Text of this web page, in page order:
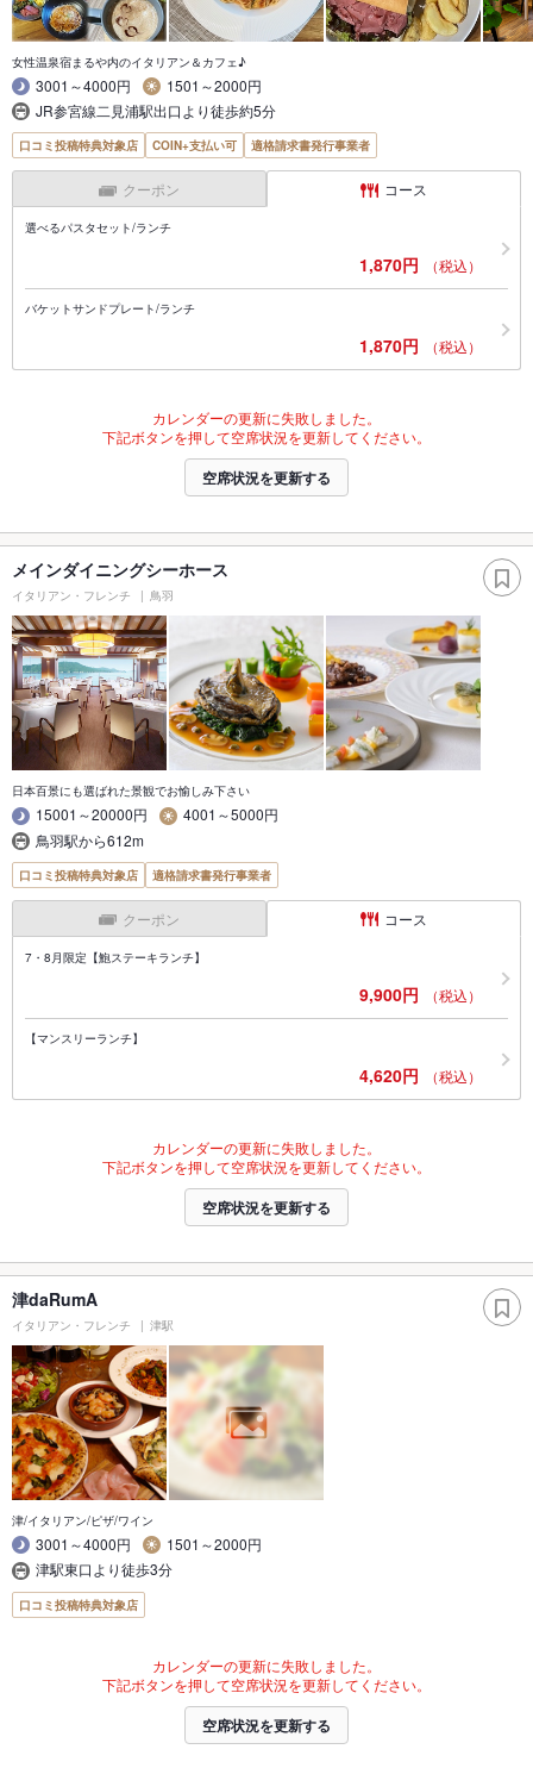
女性温泉宿まるや内のイタリアン＆カフェ♪
3001～4000円
1501～2000円
JR参宮線二見浦駅出口より徒歩約5分
口コミ投稿特典対象店 COIN+支払い可 適格請求書発行事業者
クーポン コース
選べるパスタセット/ランチ
1,870円 （税込）
バケットサンドプレート/ランチ
1,870円 （税込）
カレンダーの更新に失敗しました。
下記ボタンを押して空席状況を更新してください。
空席状況を更新する
メインダイニングシーホース
イタリアン・フレンチ 鳥羽
日本百景にも選ばれた景観でお愉しみ下さい
15001～20000円
4001～5000円
鳥羽駅から612m
口コミ投稿特典対象店 適格請求書発行事業者
クーポン コース
7・8月限定【鮑ステーキランチ】
9,900円 （税込）
【マンスリーランチ】
4,620円 （税込）
カレンダーの更新に失敗しました。
下記ボタンを押して空席状況を更新してください。
空席状況を更新する
津daRumA
イタリアン・フレンチ 津駅
津/イタリアン/ピザ/ワイン
3001～4000円
1501～2000円
津駅東口より徒歩3分
口コミ投稿特典対象店
カレンダーの更新に失敗しました。
下記ボタンを押して空席状況を更新してください。
空席状況を更新する